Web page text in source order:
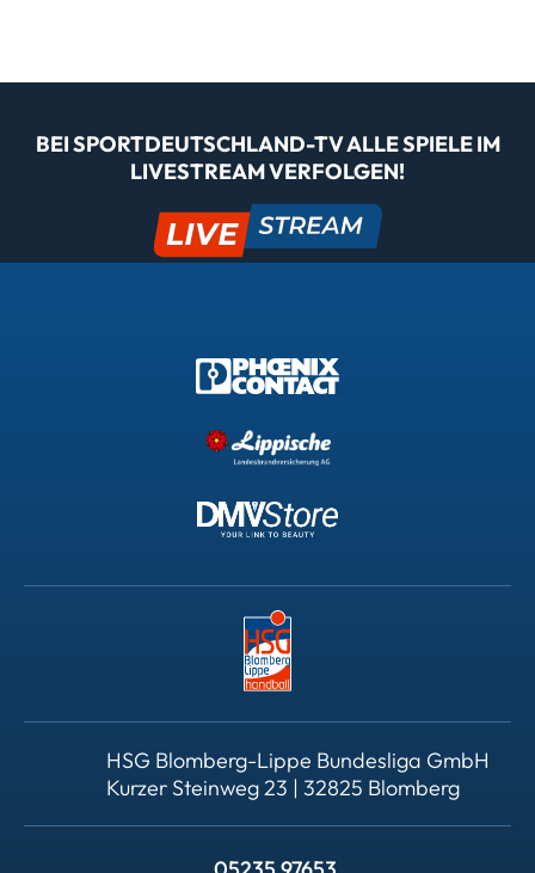
BEI SPORTDEUTSCHLAND-TV ALLE SPIELE IM
LIVESTREAM VERFOLGEN!
HSG Blomberg-Lippe Bundesliga GmbH
Kurzer Steinweg 23 | 32825 Blomberg